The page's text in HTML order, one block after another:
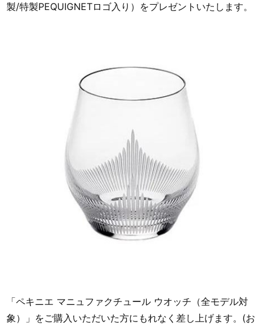
製/特製PEQUIGNETロゴ入り）をプレゼントいたします。
「ペキニエ マニュファクチュール ウオッチ（全モデル対
象）」をご購入いただいた方にもれなく差し上げます。(お